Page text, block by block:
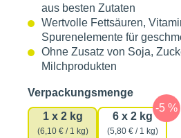
aus besten Zutaten
Wertvolle Fettsäuren,
Spurenelemente für
Ohne Zusatz von Soja,
Milchprodukten
Verpackungsmenge
1 x 2 kg
(6,10 € / 1 kg)
6 x 2 kg
(5,80 € / 1 kg)